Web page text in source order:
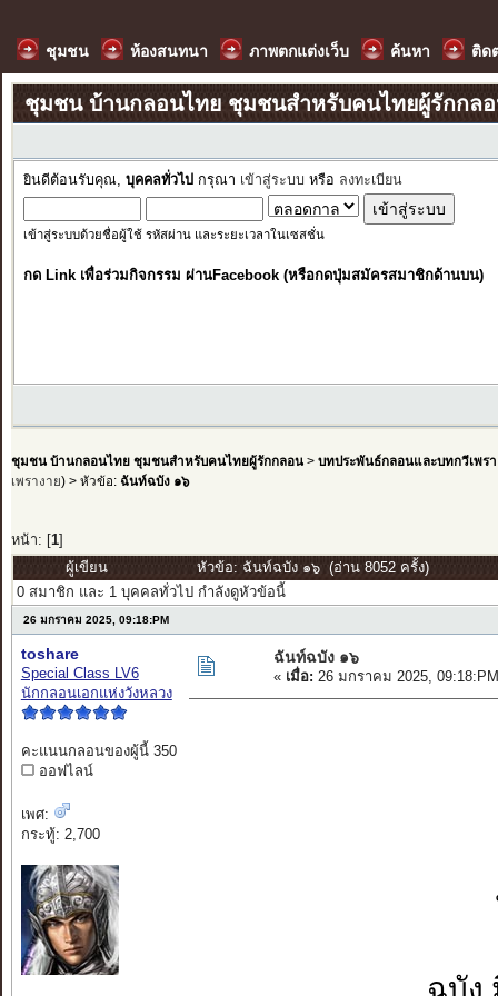
ชุมชน ห้องสนทนา ภาพตกแต่งเว็บ ค้นหา ติด
ชุมชน บ้านกลอนไทย ชุมชนสำหรับคนไทยผู้รักกล
ยินดีต้อนรับคุณ, บุคคลทั่วไป กรุณา เข้าสู่ระบบ หรือ ลงทะเบียน
เข้าสู่ระบบด้วยชื่อผู้ใช้ รหัสผ่าน และระยะเวลาในเซสชั่น
กด Link เพื่อร่วมกิจกรรม ผ่านFacebook (หรือกดปุ่มสมัครสมาชิกด้านบน)
ชุมชน บ้านกลอนไทย ชุมชนสำหรับคนไทยผู้รักกลอน> บทประพันธ์กลอนและบทกวีเพรา
เพรางาย) > หัวข้อ: ฉันท์ฉบัง ๑๖
หน้า: [ 1]
ผู้เขียน
หัวข้อ: ฉันท์ฉบัง ๑๖ (อ่าน 8052 ครั้ง)
0 สมาชิก และ 1 บุคคลทั่วไป กำลังดูหัวข้อนี้
26 มกราคม 2025, 09:18:PM
toshare
Special Class LV6
นักกลอนเอกแห่งวังหลวง
คะแนนกลอนของผู้นี้ 350
ออฟไลน์
เพศ:
กระทู้: 2,700
ฉันท์ฉบัง ๑๖
« เมื่อ: 26 มกราคม 2025,
ฉบัง